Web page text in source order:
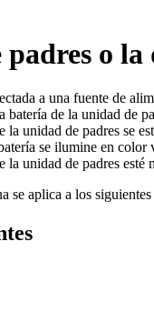
o la
a una fuente de
de la unidad de
la unidad de padres se
se ilumine en color
la unidad de padres
se aplica a los